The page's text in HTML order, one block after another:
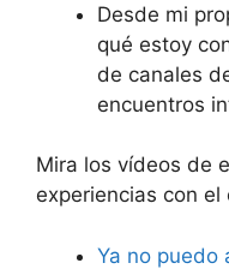
Desde mi
qué estoy
de canales
encuentros
Mira los vídeos de
experiencias con el
Ya no puedo